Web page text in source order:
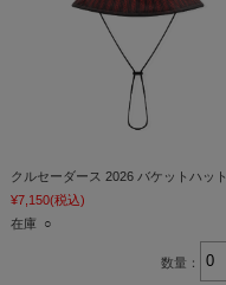
クルセーダース 2026 バケットハット
¥7,150(税込)
在庫 ○
数量：